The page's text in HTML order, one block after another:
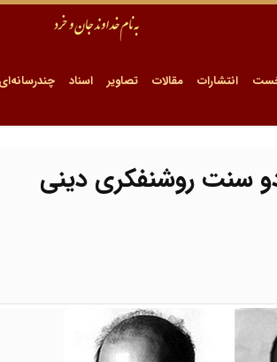
انتشارات مقالات تصاویر اسناد چندرسانه‌ای
سنت روشنفکری دینی